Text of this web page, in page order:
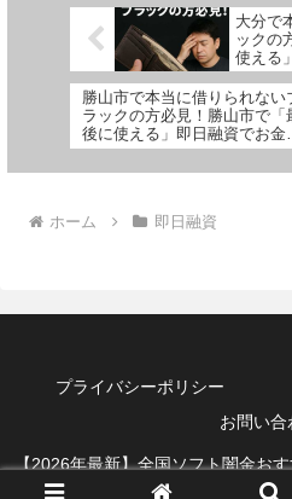
大分で
ックの
使える
る方法
勝山市で本当に借りられない
ラックの方必見！勝山市で「
後に使える」即日融資でお金
借りる方法を紹介！
ホーム 即日融資
プライバシーポリシー
お問い合
【2026年最新】全国ソフト闇金お
借りれる即